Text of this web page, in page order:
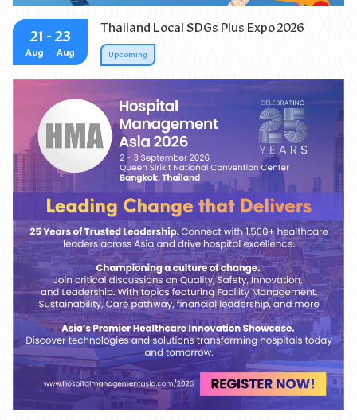
21 - 23
Aug Aug
Thailand Local SDGs Plus Expo 2026
Upcoming
25 Years of Impact: Leading Change that Delivers